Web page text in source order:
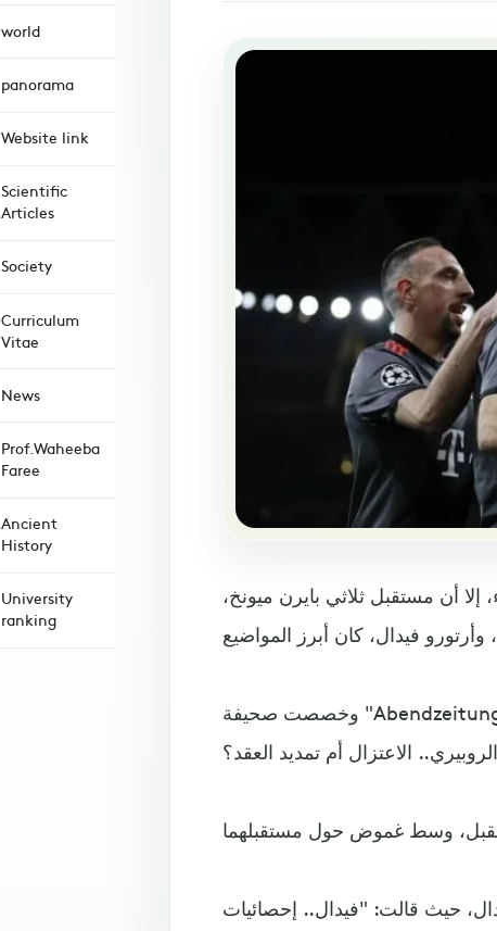
world
panorama
Website link
Scientific
Articles
Society
Curriculum
Vitae
News
Prof.Waheeba
Faree
Ancient
History
University
ranking
إلا أن مستقبل ثلاثي بايرن ميونخ،
وخصصت صحيفة "Abendzeitung" جزءًا من غلافها، للحديث عن مصير نجمي البافاري، خلال
حيث قالت: "فيدال.. إحصائيات